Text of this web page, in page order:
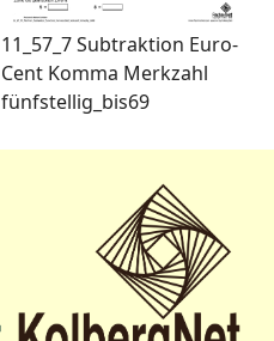
11_57_7 Subtraktion Euro-
Cent Komma Merkzahl
fünfstellig_bis69